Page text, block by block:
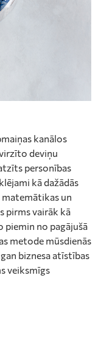
kanālos
deviņu
personības
kā dažādās
matemātikas un
pirms vairāk kā
piemin no pagājušā
metode mūsdienās
biznesa atīstības
veiksmīgs